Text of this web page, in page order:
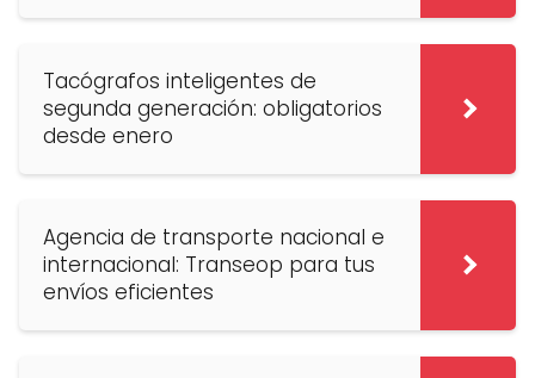
Tacógrafos inteligentes de
segunda generación: obligatorios
desde enero
Agencia de transporte nacional e
internacional: Transeop para tus
envíos eficientes